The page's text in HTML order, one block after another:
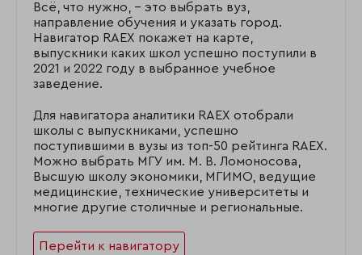
Всё, что нужно, – это выбрать вуз,
направление обучения и указать город.
Навигатор RAEX покажет на карте,
выпускники каких школ успешно поступили в
2021 и 2022 году в выбранное учебное
заведение.
Для навигатора аналитики RAEX отобрали
школы с выпускниками, успешно
поступившими в вузы из топ-50 рейтинга RAEX.
Можно выбрать МГУ им. М. В. Ломоносова,
Высшую школу экономики, МГИМО, ведущие
медицинские, технические университеты и
многие другие столичные и региональные.
Перейти к навигатору